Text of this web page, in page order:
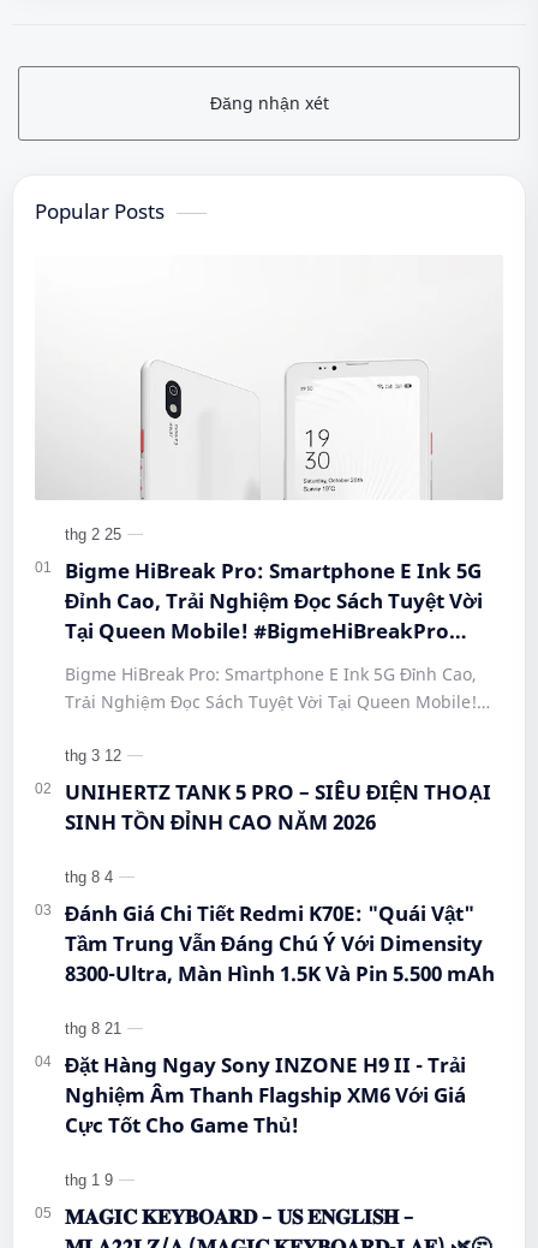
Đăng nhận xét
Popular Posts
Bigme HiBreak Pro: Smartphone E Ink 5G
Đỉnh Cao, Trải Nghiệm Đọc Sách Tuyệt Vời
Tại Queen Mobile! #BigmeHiBreakPro
#SmartphoneEInk #QueenMobile
#HiBreakPro5G #DienThoaiDocSach
#CongNgheMoi #MuaSamThongMinh
#EInkPhone #5GSmartphone
Bigme HiBreak Pro: Smartphone E Ink 5G Đỉnh Cao,
Trải Nghiệm Đọc Sách Tuyệt Vời Tại Queen Mobile!
#Hi…
UNIHERTZ TANK 5 PRO – SIÊU ĐIỆN THOẠI
SINH TỒN ĐỈNH CAO NĂM 2026
Đánh Giá Chi Tiết Redmi K70E: "Quái Vật"
Tầm Trung Vẫn Đáng Chú Ý Với Dimensity
8300-Ultra, Màn Hình 1.5K Và Pin 5.500 mAh
Đặt Hàng Ngay Sony INZONE H9 II - Trải
Nghiệm Âm Thanh Flagship XM6 Với Giá
Cực Tốt Cho Game Thủ!
𝐌𝐀𝐆𝐈𝐂 𝐊𝐄𝐘𝐁𝐎𝐀𝐑𝐃 – 𝐔𝐒 𝐄𝐍𝐆𝐋𝐈𝐒𝐇 –